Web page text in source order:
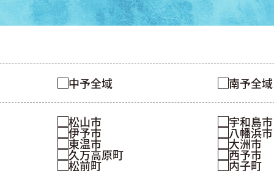
中予全域
松山市
伊予市
東温市
久万高原町
松前町
南予全域
宇和島市
八幡浜市
大洲市
西予市
内子町